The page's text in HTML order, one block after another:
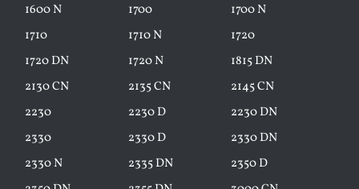
1600 N
1700
1700 N
1710
1710 N
1720
1720 DN
1720 N
1815 DN
2130 CN
2135 CN
2145 CN
2230
2230 D
2230 DN
2330
2330 D
2330 DN
2330 N
2335 DN
2350 D